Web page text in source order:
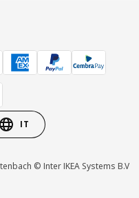
IT
© Inter IKEA Systems B.V